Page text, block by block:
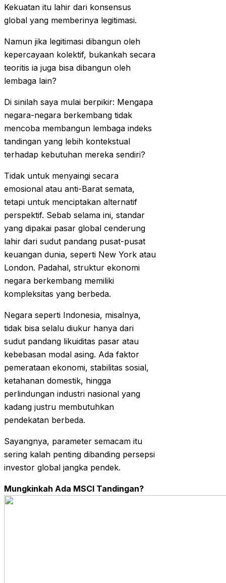
Kekuatan itu lahir dari konsensus
global yang memberinya legitimasi.
Namun jika legitimasi dibangun oleh
kepercayaan kolektif, bukankah secara
teoritis ia juga bisa dibangun oleh
lembaga lain?
Di sinilah saya mulai berpikir: Mengapa
negara-negara berkembang tidak
mencoba membangun lembaga indeks
tandingan yang lebih kontekstual
terhadap kebutuhan mereka sendiri?
Tidak untuk menyaingi secara
emosional atau anti-Barat semata,
tetapi untuk menciptakan alternatif
perspektif. Sebab selama ini, standar
yang dipakai pasar global cenderung
lahir dari sudut pandang pusat-pusat
keuangan dunia, seperti New York atau
London. Padahal, struktur ekonomi
negara berkembang memiliki
kompleksitas yang berbeda.
Negara seperti Indonesia, misalnya,
tidak bisa selalu diukur hanya dari
sudut pandang likuiditas pasar atau
kebebasan modal asing. Ada faktor
pemerataan ekonomi, stabilitas sosial,
ketahanan domestik, hingga
perlindungan industri nasional yang
kadang justru membutuhkan
pendekatan berbeda.
Sayangnya, parameter semacam itu
sering kalah penting dibanding persepsi
investor global jangka pendek.
Mungkinkah Ada MSCI Tandingan?